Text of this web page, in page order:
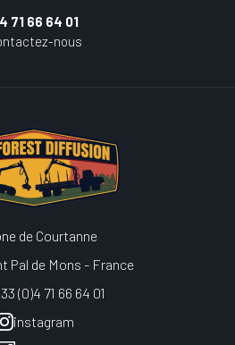
71 66 64 01
nous
de Courtanne
Pal de Mons - France
(0)4 71 66 64 01
instagram